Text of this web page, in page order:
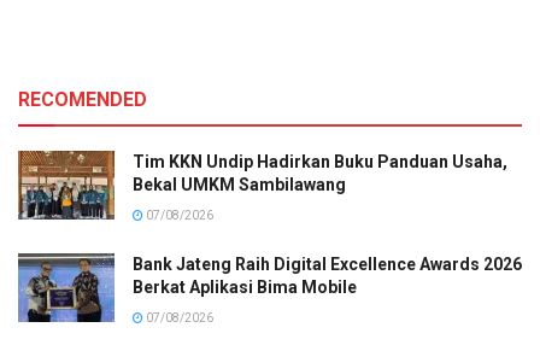
RECOMENDED
Tim KKN Undip Hadirkan Buku Panduan Usaha,
Bekal UMKM Sambilawang
07/08/2026
Bank Jateng Raih Digital Excellence Awards 2026
Berkat Aplikasi Bima Mobile
07/08/2026